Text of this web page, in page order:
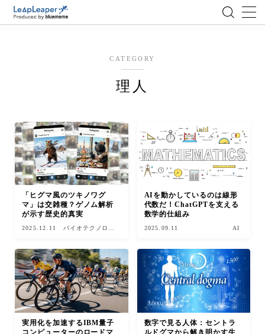
AI
アジャイル
テクノロジー
CATEGORY
理人
「ヒグマ風のツキノワグ
マ」は交雑種？ゲノム解析
が示す歴史的真実
2025.12.11
バイオテクノロジ
AIを動かしているのは線形
代数だ！ChatGPTを支える
数学的仕組み
2025.09.11 AI
実用化を加速するIBM量子
コンピューターのロードマ
数字で見る人体：セントラ
ルドグマから解き明かす生